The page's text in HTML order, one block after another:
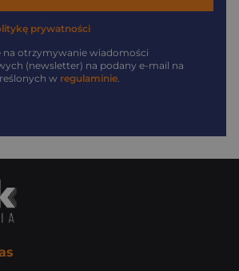
prywatności
na otrzymywanie wiadomości
(newsletter) na podany e-mail na
w regulaminie